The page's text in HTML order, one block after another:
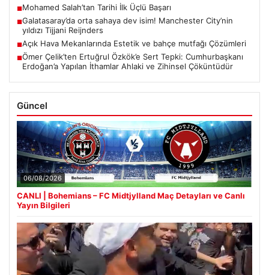
■Mohamed Salah’tan Tarihi İlk Üçlü Başarı
■Galatasaray’da orta sahaya dev isim! Manchester City’nin
yıldızı Tijjani Reijnders
■Açık Hava Mekanlarında Estetik ve bahçe mutfağı Çözümleri
■Ömer Çelik’ten Ertuğrul Özkök’e Sert Tepki: Cumhurbaşkanı
Erdoğan’a Yapılan İthamlar Ahlaki ve Zihinsel Çöküntüdür
Güncel
06/08/2026
CANLI | Bohemians – FC Midtjylland Maç Detayları ve Canlı
Yayın Bilgileri